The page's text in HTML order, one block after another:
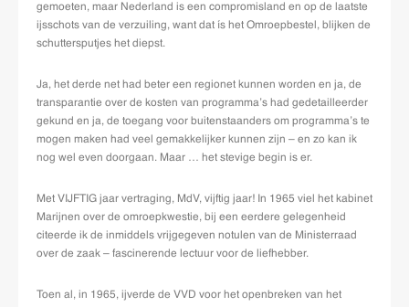
gemoeten, maar Nederland is een compromisland en op de laatste
ijsschots van de verzuiling, want dat ís het Omroepbestel, blijken de
schuttersputjes het diepst.
Ja, het derde net had beter een regionet kunnen worden en ja, de
transparantie over de kosten van programma’s had gedetailleerder
gekund en ja, de toegang voor buitenstaanders om programma’s te
mogen maken had veel gemakkelijker kunnen zijn – en zo kan ik
nog wel even doorgaan. Maar … het stevige begin is er.
Met VIJFTIG jaar vertraging, MdV, vijftig jaar! In 1965 viel het kabinet
Marijnen over de omroepkwestie, bij een eerdere gelegenheid
citeerde ik de inmiddels vrijgegeven notulen van de Ministerraad
over de zaak – fascinerende lectuur voor de liefhebber.
Toen al, in 1965, ijverde de VVD voor het openbreken van het